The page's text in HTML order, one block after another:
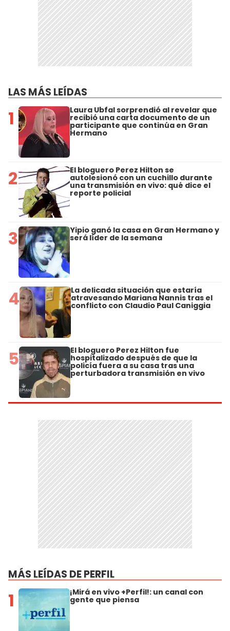
LAS MÁS LEÍDAS
1 Laura Ubfal sorprendió al revelar que
recibió una carta documento de un
participante que continúa en Gran
Hermano
2 El bloguero Perez Hilton se
autolesionó con un cuchillo durante
una transmisión en vivo: qué dice el
reporte policial
3 Yipio ganó la casa en Gran Hermano y
será líder de la semana
4 La delicada situación que estaría
atravesando Mariana Nannis tras el
conflicto con Claudio Paul Caniggia
5 El bloguero Perez Hilton fue
hospitalizado después de que la
policía fuera a su casa tras una
perturbadora transmisión en vivo
MÁS LEÍDAS DE PERFIL
1 ¡Mirá en vivo +Perfil!: un canal con
gente que piensa